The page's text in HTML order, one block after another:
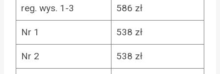
reg. wys. 1-3 586 zł
Nr 1 538 zł
Nr 2 538 zł